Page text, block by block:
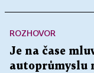
ROZHOVOR
Je na čase
autoprůmyslu